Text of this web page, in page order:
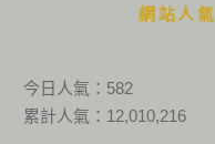
網站人氣
今日人氣： 582
累計人氣： 12,010,216